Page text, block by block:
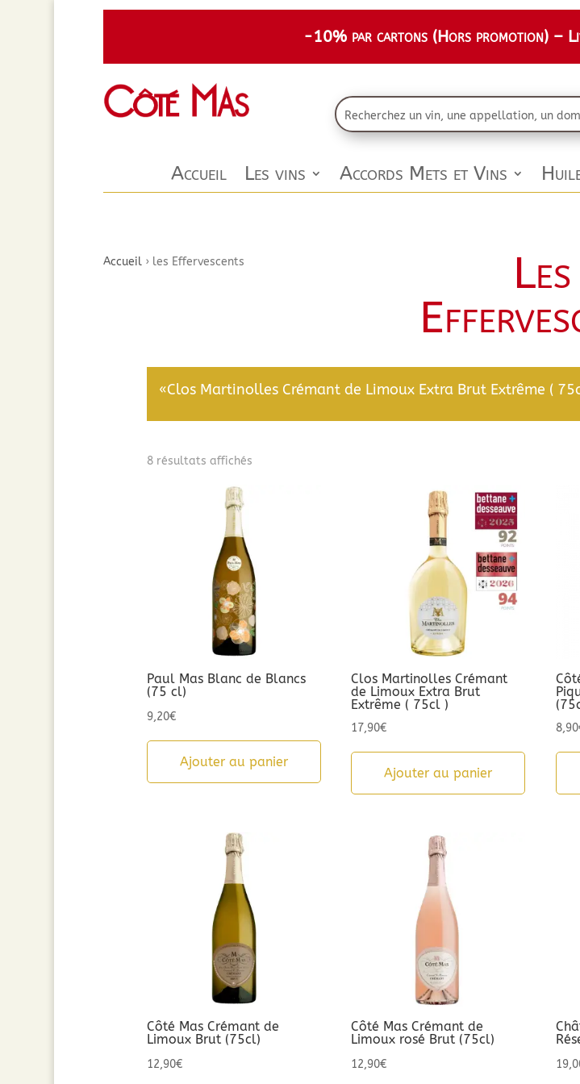
-10% par cartons (Hors promotion) –
Accueil Les vins Accords Mets et Vins
Accueil› les Effervescents
Les
«Clos Martinolles Crémant de Limoux Extra Brut Extrême (
8 résultats affichés
Paul Mas Blanc de Blancs
(75 cl)
9,20€
Ajouter au panier
Clos Martinolles Crémant
de Limoux Extra Brut
Extrême ( 75cl )
17,90€
Ajouter au panier
8,90
Côté Mas Crémant de
Limoux Brut (75cl)
12,90€
Côté Mas Crémant de
Limoux rosé Brut (75cl)
12,90€